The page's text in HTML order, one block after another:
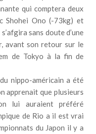
qui comptera deux
Shohei Ono (-73kg) et
sans doute d’une
avant son retour sur le
de Tokyo à la fin de
nippo-américain a été
apprenait que plusieurs
lui auraient préféré
de Rio a il est vrai
du Japon il y a